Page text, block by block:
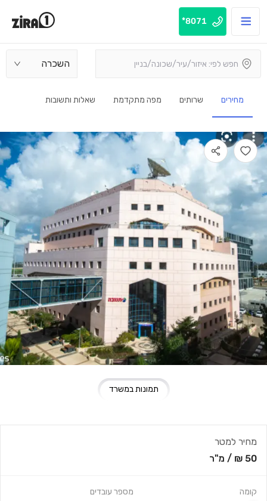
8071*
השכרה
מחירים שרותים מפה מתקדמת שאלות ותשובות
תמונות במשרד
מחיר למטר
50 ₪
/ מ"ר
קומה מספר עובדים